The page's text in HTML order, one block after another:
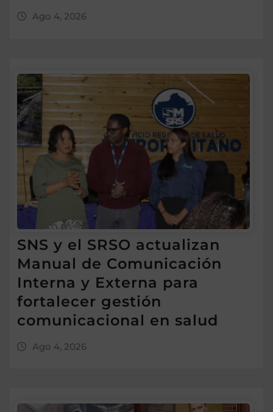
Ago 4, 2026
SNS y el SRSO actualizan
Manual de Comunicación
Interna y Externa para
fortalecer gestión
comunicacional en salud
Ago 4, 2026